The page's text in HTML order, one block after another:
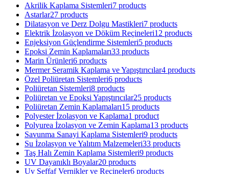
Akrilik Kaplama Sistemleri7 products
Astarlar27 products
Dilatasyon ve Derz Dolgu Mastikleri7 products
Elektrik İzolasyon ve Döküm Reçineleri12 products
Enjeksiyon Güçlendirme Sistemleri5 products
Epoksi Zemin Kaplamaları33 products
Marin Ürünleri6 products
Mermer Seramik Kaplama ve Yapıştırıcılar4 products
Özel Poliüretan Sistemleri6 products
Poliüretan Sistemleri8 products
Poliüretan ve Epoksi Yapıştırıcılar25 products
Poliüretan Zemin Kaplamaları15 products
Polyester İzolasyon ve Kaplama1 product
Polyurea İzolasyon ve Zemin Kaplama13 products
Savunma Sanayi Kaplama Sistemleri9 products
Su İzolasyon ve Yalıtım Malzemeleri33 products
Taş Halı Zemin Kaplama Sistemleri9 products
UV Dayanıklı Boyalar20 products
Uv Şeffaf Vernikler ve Reçineler6 products